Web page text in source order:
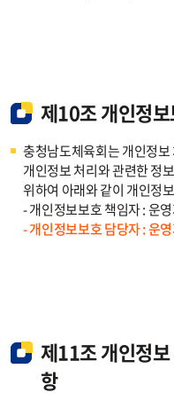
제10조 개인정
충청남도체육회는 개인정
개인정보 처리와 관련한 정
위하여 아래와 같이 개인정
- 개인정보보호 책임자 : 운
- 개인정보보호 담당자 : 운
제11조 개인정
항